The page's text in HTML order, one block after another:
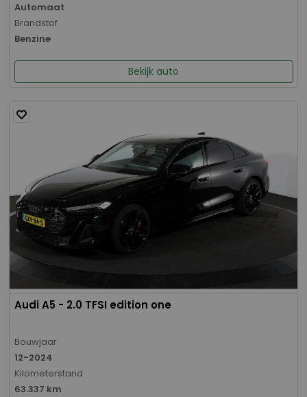
Automaat
Brandstof
Benzine
Bekijk auto
Audi A5 - 2.0 TFSI edition one
Bouwjaar
12-2024
Kilometerstand
63.337 km